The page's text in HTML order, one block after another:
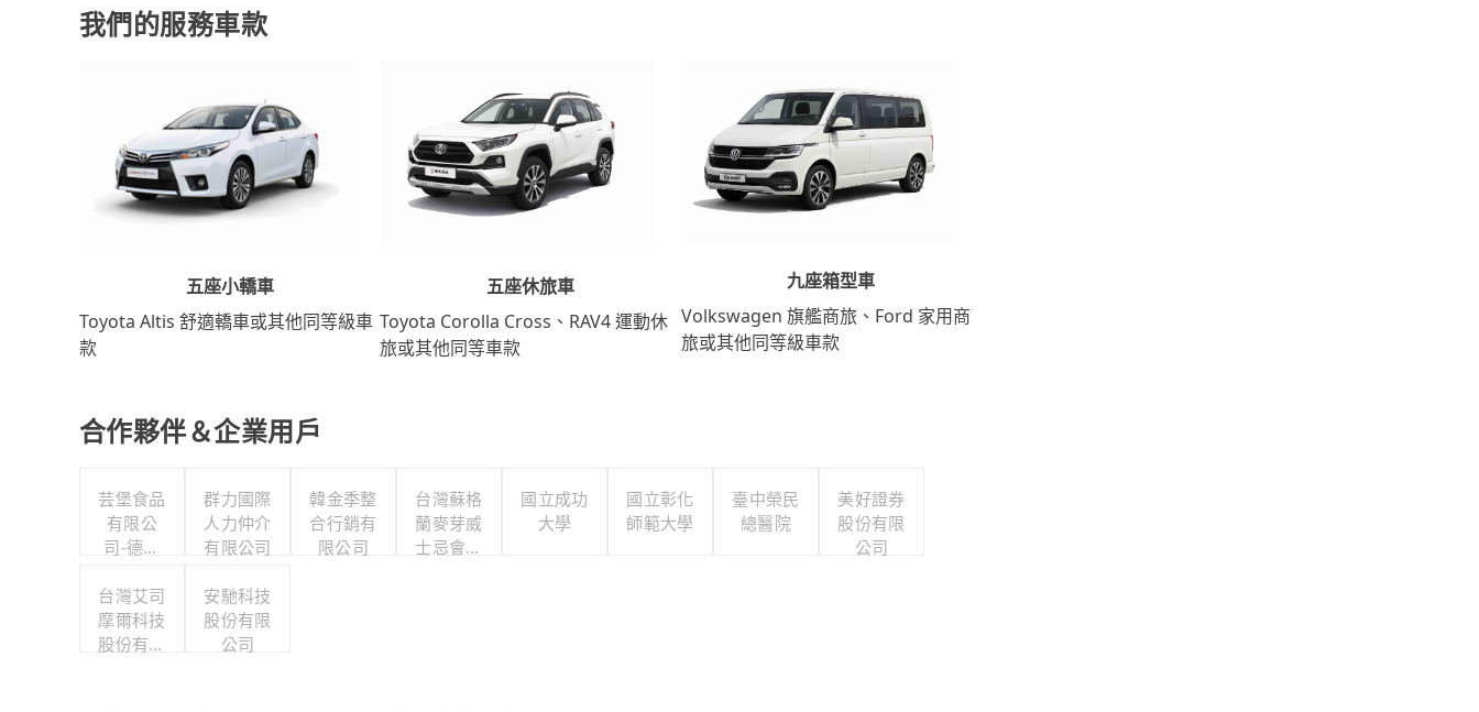
我們的服務車款
五座小轎車
Toyota Altis 舒適轎車或其他同等級車
款
五座休旅車
Toyota Corolla Cross、RAV4 運動休
旅或其他同等車款
九座箱型車
Volkswagen 旗艦商旅、Ford 家用商
旅或其他同等級車款
合作夥伴＆企業用戶
芸堡食品
有限公
司-德行
群力國際
人力仲介
有限公司
韓金季整
合行銷有
限公司
台灣蘇格
蘭麥芽威
士忌會所
國立成功
大學
國立彰化
師範大學
臺中榮民
總醫院
美好證券
股份有限
公司
台灣艾司
摩爾科技
股份有限
安馳科技
股份有限
公司